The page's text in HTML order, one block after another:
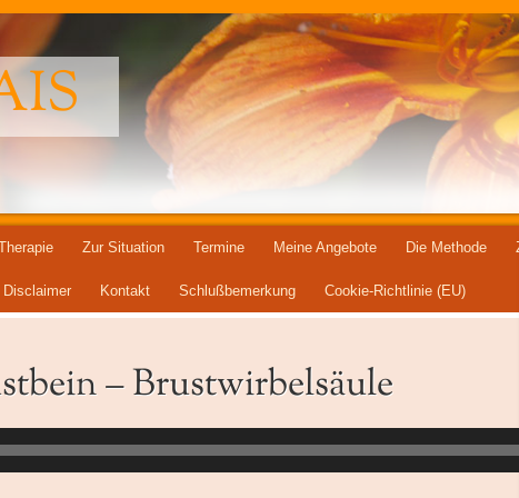
Zur Situation Termine Meine Angebote Die Methode
Disclaimer Kontakt Schlußbemerkung Cookie-Richtlinie (EU)
– Brustwirbelsäule